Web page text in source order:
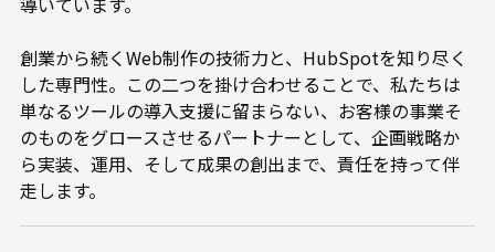
創業から続くWeb制作の技術力と、HubSpotを知り尽く
した専門性。この二つを掛け合わせることで、私たちは
単なるツールの導入支援に留まらない、お客様の事業そ
のものをグロースさせるパートナーとして、企画戦略か
ら実装、運用、そして成果の創出まで、責任を持って伴
走します。